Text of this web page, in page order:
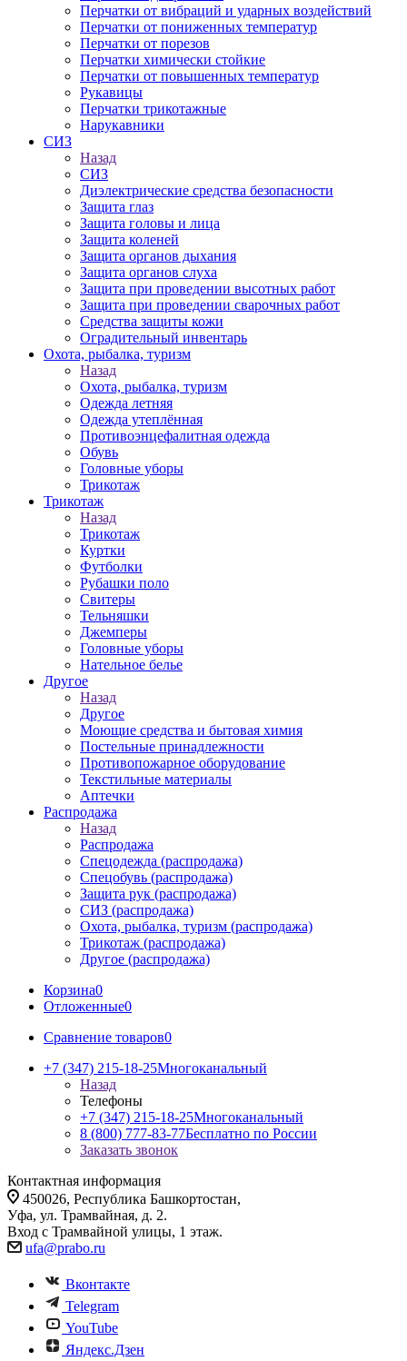
Перчатки от вибраций и ударных воздействий
Перчатки от пониженных температур
Перчатки от порезов
Перчатки химически стойкие
Перчатки от повышенных температур
Рукавицы
Перчатки трикотажные
Нарукавники
СИЗ
Назад
СИЗ
Диэлектрические средства безопасности
Защита глаз
Защита головы и лица
Защита коленей
Защита органов дыхания
Защита органов слуха
Защита при проведении высотных работ
Защита при проведении сварочных работ
Средства защиты кожи
Оградительный инвентарь
Охота, рыбалка, туризм
Назад
Охота, рыбалка, туризм
Одежда летняя
Одежда утеплённая
Противоэнцефалитная одежда
Обувь
Головные уборы
Трикотаж
Трикотаж
Назад
Трикотаж
Куртки
Футболки
Рубашки поло
Свитеры
Тельняшки
Джемперы
Головные уборы
Нательное белье
Другое
Назад
Другое
Моющие средства и бытовая химия
Постельные принадлежности
Противопожарное оборудование
Текстильные материалы
Аптечки
Распродажа
Назад
Распродажа
Спецодежда (распродажа)
Спецобувь (распродажа)
Защита рук (распродажа)
СИЗ (распродажа)
Охота, рыбалка, туризм (распродажа)
Трикотаж (распродажа)
Другое (распродажа)
Корзина0
Отложенные0
Сравнение товаров0
+7 (347) 215-18-25Многоканальный
Назад
Телефоны
+7 (347) 215-18-25Многоканальный
8 (800) 777-83-77Бесплатно по России
Заказать звонок
Контактная информация
450026, Республика Башкортостан,
Уфа, ул. Трамвайная, д. 2.
Вход с Трамвайной улицы, 1 этаж.
ufa@prabo.ru
Вконтакте
Telegram
YouTube
Яндекс.Дзен